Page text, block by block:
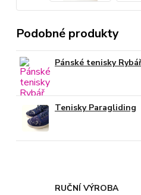
Podobné produkty
Pánské tenisky Rybář
Tenisky Paragliding
RUČNÍ VÝROBA